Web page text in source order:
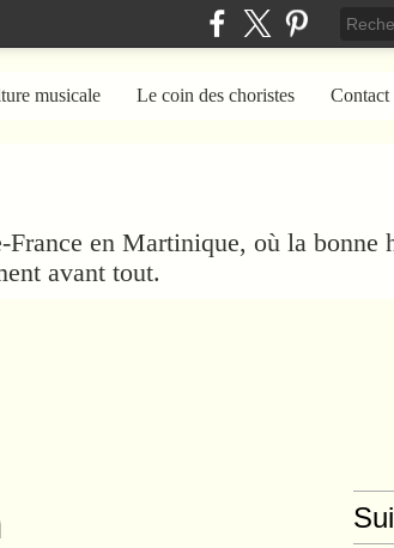
France en Martinique, où la
avant tout.
musicale Le coin des choristes Contact